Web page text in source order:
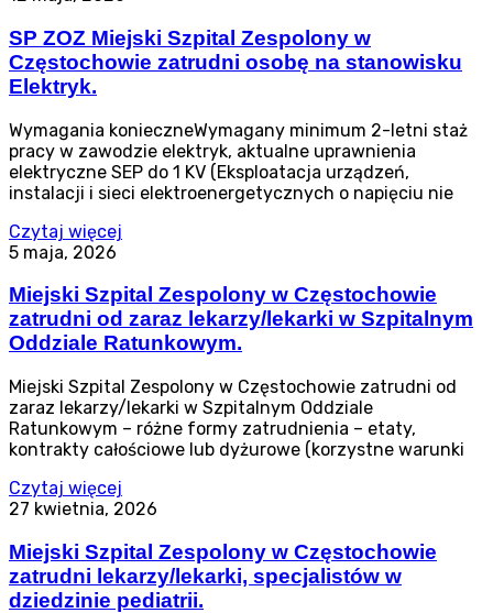
SP ZOZ Miejski Szpital Zespolony w
Częstochowie zatrudni osobę na stanowisku
Elektryk.
Wymagania konieczneWymagany minimum 2-letni staż
pracy w zawodzie elektryk, aktualne uprawnienia
elektryczne SEP do 1 KV (Eksploatacja urządzeń,
instalacji i sieci elektroenergetycznych o napięciu nie
Czytaj więcej
5 maja, 2026
Miejski Szpital Zespolony w Częstochowie
zatrudni od zaraz lekarzy/lekarki w Szpitalnym
Oddziale Ratunkowym.
Miejski Szpital Zespolony w Częstochowie zatrudni od
zaraz lekarzy/lekarki w Szpitalnym Oddziale
Ratunkowym – różne formy zatrudnienia – etaty,
kontrakty całościowe lub dyżurowe (korzystne warunki
Czytaj więcej
27 kwietnia, 2026
Miejski Szpital Zespolony w Częstochowie
zatrudni lekarzy/lekarki, specjalistów w
dziedzinie pediatrii.